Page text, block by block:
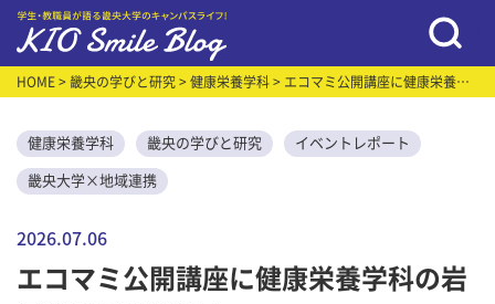
HOME > 畿央の学びと研究 > 健康栄養学科 > エコマミ公開講座に健康栄養学
科の岩田准教授が登壇！
健康栄養学科 畿央の学びと研究 イベントレポート
畿央大学×地域連携
2026.07.06
エコマミ公開講座に健康栄養学科の岩